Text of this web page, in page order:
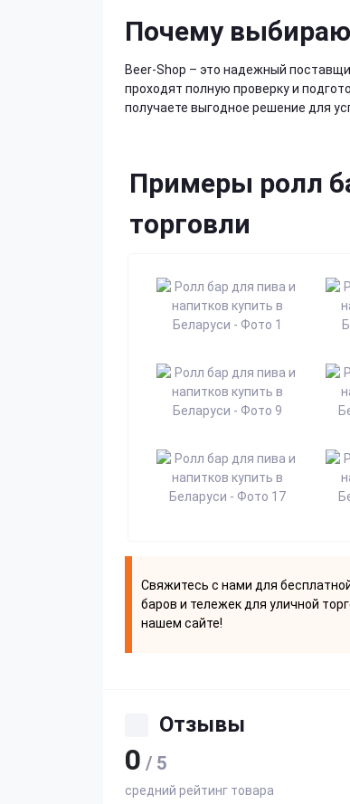
Почему
Beer-Shop – это надежный
проходят полную проверку и
получаете выгодное решение для
Примеры ролл
торговли
Свяжитесь с нами для
баров и тележек для уличной
нашем сайте!
Отзывы
0 / 5
средний рейтинг товара